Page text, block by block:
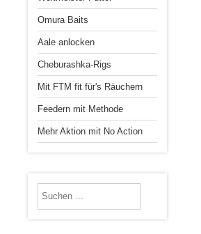
Omura Baits
Aale anlocken
Cheburashka-Rigs
Mit FTM fit für's Räuchern
Feedern mit Methode
Mehr Aktion mit No Action